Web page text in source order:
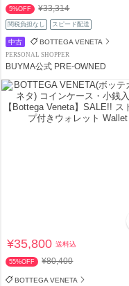
5%OFF ¥33,314
関税負担なし スピード配送
中古 BOTTEGA VENETA
PERSONAL SHOPPER
BUYMA公式 PRE-OWNED
¥35,800送料込
55%OFF ¥80,400
BOTTEGA VENETA